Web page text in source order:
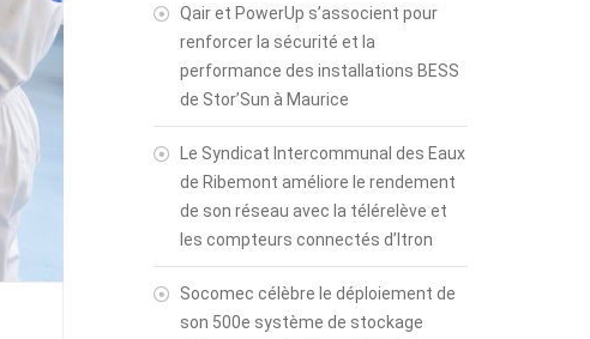
Qair et PowerUp s’associent pour
renforcer la sécurité et la
performance des installations BESS
de Stor’Sun à Maurice
Le Syndicat Intercommunal des Eaux
de Ribemont améliore le rendement
de son réseau avec la télérelève et
les compteurs connectés d’Itron
Socomec célèbre le déploiement de
son 500e système de stockage